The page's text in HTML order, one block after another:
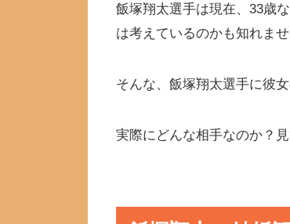
飯塚翔太選手は現在、33歳
は考えているのかも知れませ
そんな、飯塚翔太選手に彼
実際にどんな相手なのか？見